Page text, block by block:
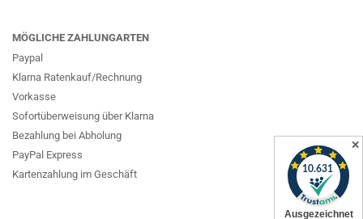
MÖGLICHE ZAHLUNGARTEN
Paypal
Klarna Ratenkauf/Rechnung
Vorkasse
Sofortüberweisung über Klarna
Bezahlung bei Abholung
PayPal Express
Kartenzahlung im Geschäft
✕